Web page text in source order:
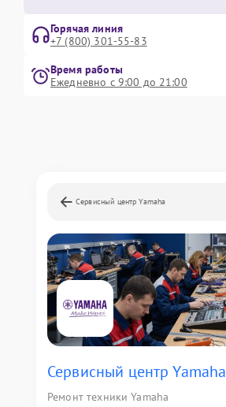
Горячая линия
+7 (800) 301-55-83
Время работы
Ежедневно с 9:00 до 21:00
Сервисный центр Yamaha
Сервисный центр Yamaha
Ремонт техники Yamaha